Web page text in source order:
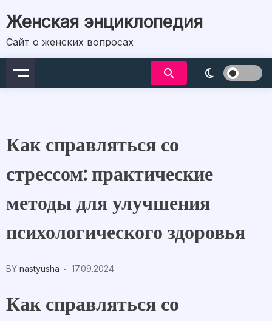
to
content
Женская энциклопедия
Сайт о женских вопросах
Как справляться со
стрессом: практические
методы для улучшения
психологического здоровья
BY nastyusha 17.09.2024
Как справляться со